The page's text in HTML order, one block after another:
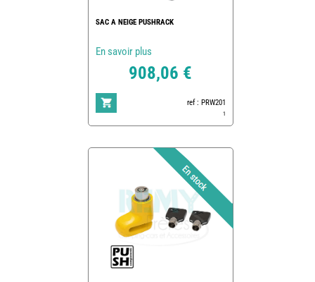
SAC A NEIGE PUSHRACK
En savoir plus
908,06 €
ref : PRW201
1